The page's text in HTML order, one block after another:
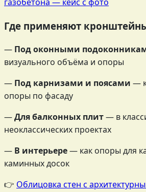
Где применяют
— Под оконными
визуального объёма и опоры
— Под карнизами и поясами —
опоры по фасаду
—Для балконных плит— в
неоклассических проектах
— В интерьере— как опоры для
каминных досок
👉 Облицовка стен с